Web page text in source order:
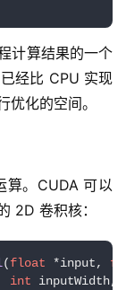
计算结果的一个
经比 CPU 实现
化的空间。
算。CUDA 可以
2D 卷积核：
(float *input,
int inputWidth,